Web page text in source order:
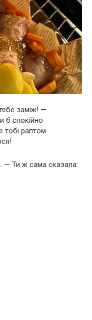
заміж! —
б спокійно
тобі раптом
— Ти ж сама сказала: